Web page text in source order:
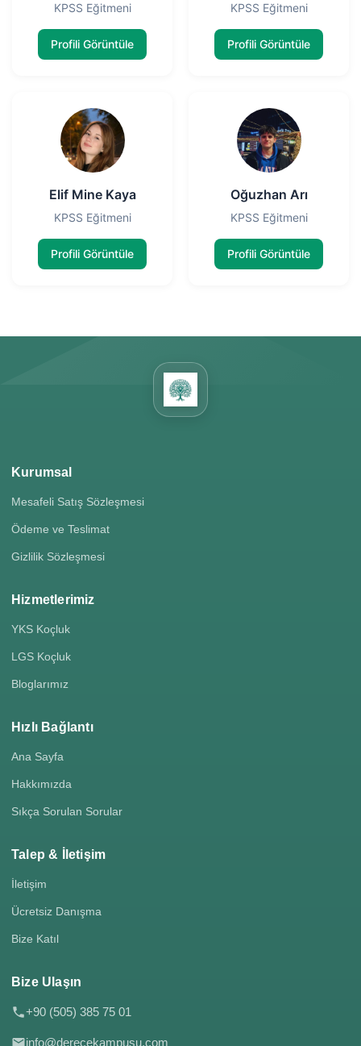
KPSS Eğitmeni
Profili Görüntüle
KPSS Eğitmeni
Profili Görüntüle
Elif Mine Kaya
KPSS Eğitmeni
Profili Görüntüle
Oğuzhan Arı
KPSS Eğitmeni
Profili Görüntüle
Kurumsal
Mesafeli Satış Sözleşmesi
Ödeme ve Teslimat
Gizlilik Sözleşmesi
Hizmetlerimiz
YKS Koçluk
LGS Koçluk
Bloglarımız
Hızlı Bağlantı
Ana Sayfa
Hakkımızda
Sıkça Sorulan Sorular
Talep & İletişim
İletişim
Ücretsiz Danışma
Bize Katıl
Bize Ulaşın
+90 (505) 385 75 01
info@derecekampusu.com